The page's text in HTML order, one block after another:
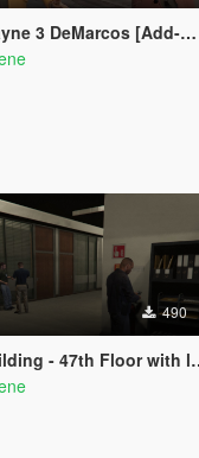
3 DeMarcos [Add-On Ped]
490
- 47th Floor with lights